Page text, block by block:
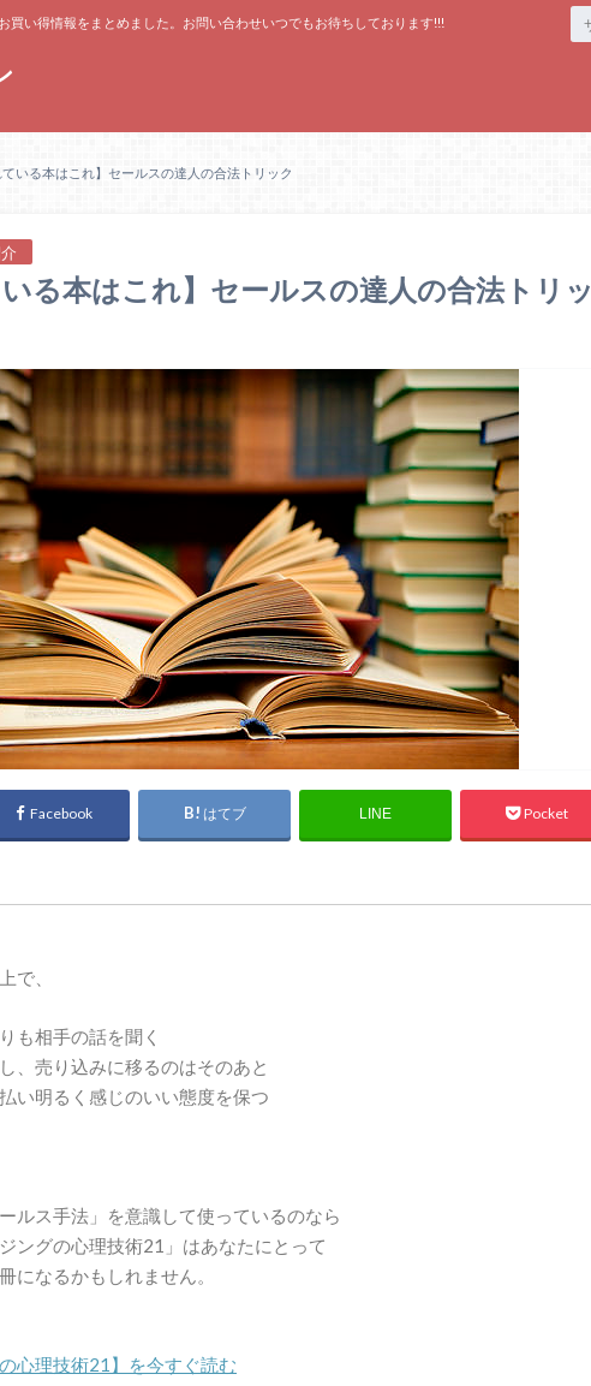
買い得情報をまとめました。お問い合わせいつでもお待ちしております!!!
ている本はこれ】セールスの達人の合法トリック
いる本はこれ】セールスの達人の合法トリッ
Facebook はてブ LINE Pocket
で、
も相手の話を聞く
、売り込みに移るのはそのあと
い明るく感じのいい態度を保つ
ルス手法」を意識して使っているのなら
ングの心理技術21」はあなたにとって
になるかもしれません。
心理技術21 】 を今すぐ読む